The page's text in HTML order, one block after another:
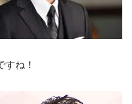
ね！